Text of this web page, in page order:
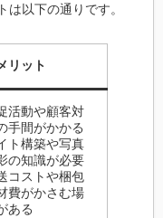
以下の通りです。
リット
活動や顧客対
手間がかかる
ト構築や写真
の知識が必要
コストや梱包
費がかさむ場
ある